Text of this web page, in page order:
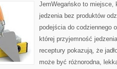
JemWegańsko to miejsce,
jedzenia bez produktów
podejścia do codziennego
której przyjemność
receptury pokazują, że
może być różnorodna,